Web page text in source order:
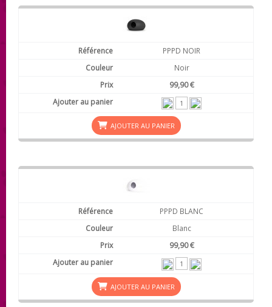
PPPD NOIR
Noir
99,90 €
AJOUTER AU PANIER
PPPD BLANC
Blanc
99,90 €
AJOUTER AU PANIER